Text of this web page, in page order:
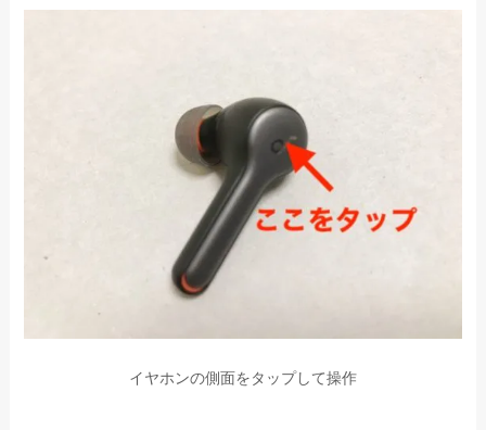
イヤホンの側面をタップして操作